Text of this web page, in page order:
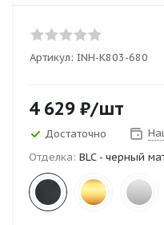
Артикул: INH-K803-680
4 629 ₽/шт
Достаточно
Отделка: BLC - черный